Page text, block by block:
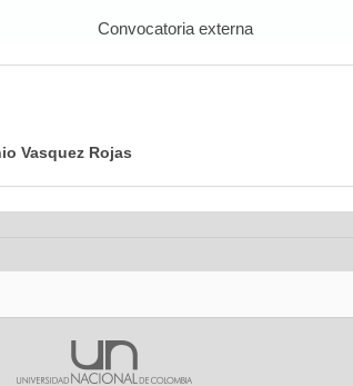
Convocatoria externa
Vasquez Rojas